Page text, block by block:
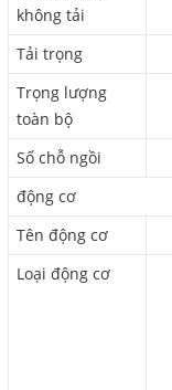
không tải
Tải trọng
Trọng lượng
toàn bộ
Số chỗ ngồi
động cơ
Tên động cơ
Loại động cơ